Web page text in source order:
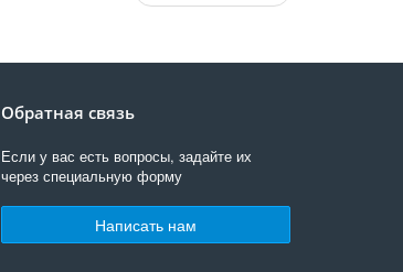
Обратная связь
Если у вас есть вопросы, задайте их
через специальную форму
Написать нам